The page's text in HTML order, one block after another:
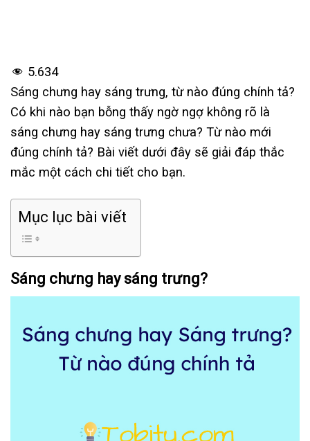
5.634
Sáng chưng hay sáng trưng, từ nào đúng chính tả?
Có khi nào bạn bỗng thấy ngờ ngợ không rõ là
sáng chưng hay sáng trưng chưa? Từ nào mới
đúng chính tả? Bài viết dưới đây sẽ giải đáp thắc
mắc một cách chi tiết cho bạn.
Mục lục bài viết
Sáng chưng hay sáng trưng?